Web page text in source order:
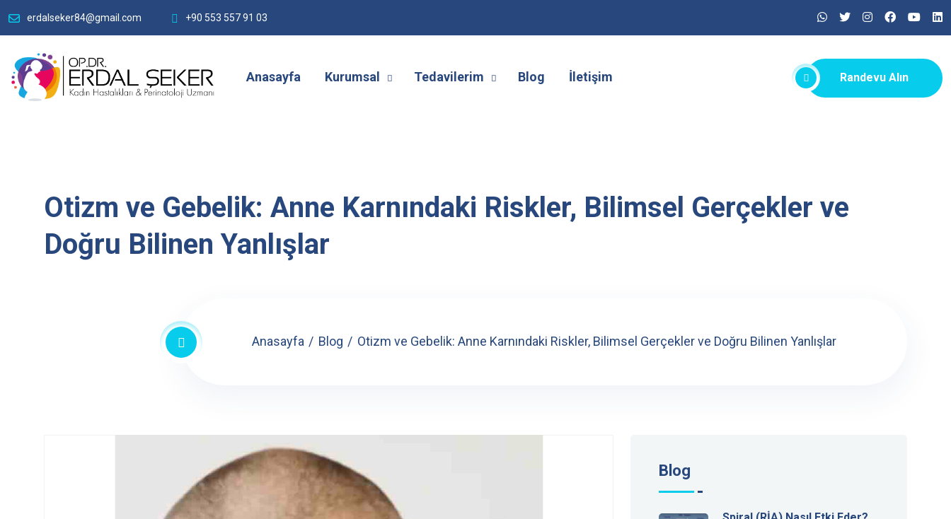
erdalseker84@gmail.com +90 553 557 91 03
Anasayfa Kurumsal Tedavilerim Blog İletişim Randevu Alın
Otizm ve Gebelik: Anne Karnındaki Riskler, Bilimsel Gerçekler ve
Doğru Bilinen Yanlışlar
Anasayfa Blog Otizm ve Gebelik: Anne Karnındaki Riskler, Bilimsel Gerçekler ve Doğru Bilinen Yanlışlar
Blog